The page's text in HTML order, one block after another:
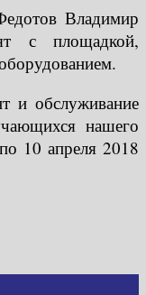
Владимир
с площадкой,
и обслуживание
нашего
10 апреля 2018